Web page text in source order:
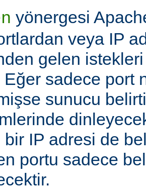
yönergesi
veya IP
gelen
Eğer sadece port
sunucu
bir IP adresi de
portu sadece